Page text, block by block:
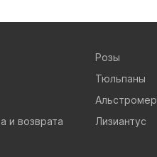
и возврата
Розы
Тюльпаны
Лизиантус